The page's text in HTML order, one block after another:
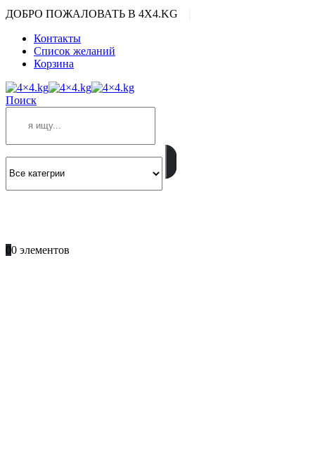
ДОБРО ПОЖАЛОВАТЬ В 4X4.KG
Контакты
Список желаний
Корзина
Поиск
00 элементов